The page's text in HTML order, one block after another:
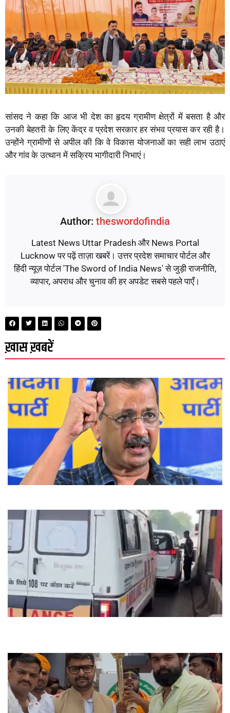
सांसद ने कहा कि आज भी देश का हृदय ग्रामीण क्षेत्रों में बसता है और
उनकी बेहतरी के लिए केंद्र व प्रदेश सरकार हर संभव प्रयास कर रही है।
उन्होंने ग्रामीणों से अपील की कि वे विकास योजनाओं का सही लाभ उठाएं
और गांव के उत्थान में सक्रिय भागीदारी निभाएं।
Author: theswordofindia
Latest News Uttar Pradesh और News Portal
Lucknow पर पढ़ें ताज़ा खबरें। उत्तर प्रदेश समाचार पोर्टल और
हिंदी न्यूज़ पोर्टल 'The Sword of India News' से जुड़ी राजनीति,
व्यापार, अपराध और चुनाव की हर अपडेट सबसे पहले पाएँ।
ख़ास ख़बरें